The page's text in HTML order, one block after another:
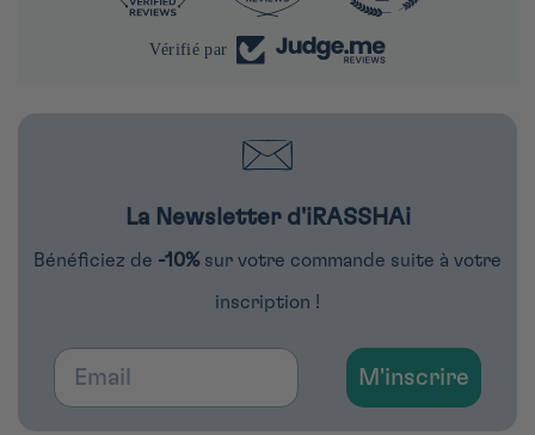
Vérifié par
La Newsletter d'iRASSHAi
Bénéficiez de -10% sur votre commande suite à votre
inscription !
Email
M'inscrire